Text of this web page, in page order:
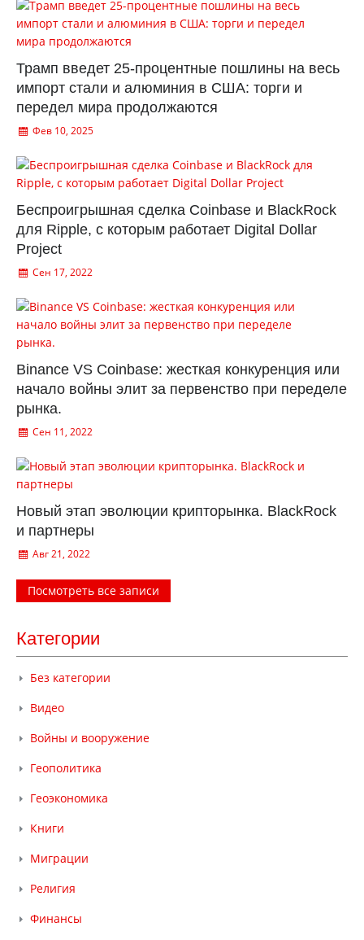
Трамп введет 25-процентные пошлины на весь
импорт стали и алюминия в США: торги и
передел мира продолжаются
Фев 10, 2025
Беспроигрышная сделка Coinbase и BlackRock
для Ripple, с которым работает Digital Dollar
Project
Сен 17, 2022
Binance VS Coinbase: жесткая конкуренция или
начало войны элит за первенство при переделе
рынка.
Сен 11, 2022
Новый этап эволюции крипторынка. BlackRock
и партнеры
Авг 21, 2022
Посмотреть все записи
Категории
Без категории
Видео
Войны и вооружение
Геополитика
Геоэкономика
Книги
Миграции
Религия
Финансы